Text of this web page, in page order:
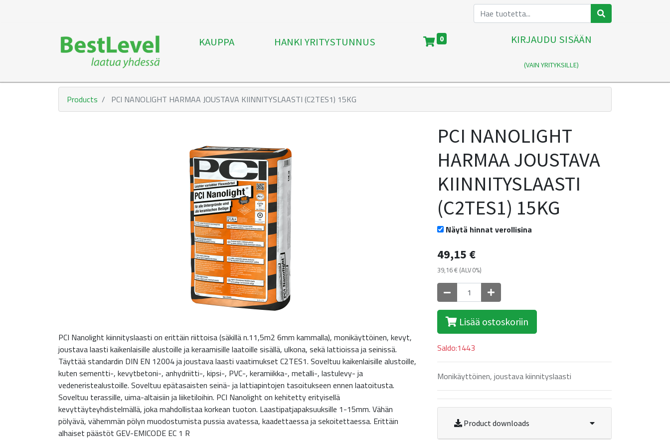
KAUPPA HANKI YRITYSTUNNUS 0 KIRJAUDU SISÄÄN
(VAIN YRITYKSILLE)
Products PCI NANOLIGHT HARMAA JOUSTAVA KIINNITYSLAASTI (C2TES1) 15KG
PCI Nanolight kiinnityslaasti on erittäin riittoisa (säkillä n.11,5m2 6mm kammalla), monikäyttöinen, kevyt,
joustava laasti kaikenlaisille alustoille ja keraamisille laatoille sisällä, ulkona, sekä lattioissa ja seinissä.
Täyttää standardin DIN EN 12004 ja joustava laasti vaatimukset C2TES1. Soveltuu kaikenlaisille alustoille,
kuten sementti-, kevytbetoni-, anhydriitti-, kipsi-, PVC-, keramiikka-, metalli-, lastulevy- ja
vedeneristealustoille. Soveltuu epätasaisten seinä- ja lattiapintojen tasoitukseen ennen laatoitusta.
Soveltuu terassille, uima-altaisiin ja liiketiloihin. PCI Nanolight on kehitetty erityisellä
kevyttäyteyhdistelmällä, joka mahdollistaa korkean tuoton. Laastipatjapaksuuksille 1-15mm. Vähän
pölyävä, vähemmän pölyn muodostumista pussia avatessa, kaadettaessa ja sekoitettaessa. Erittäin
alhaiset päästöt GEV-EMICODE EC 1 R
PCI NANOLIGHT
HARMAA JOUSTAVA
KIINNITYSLAASTI
(C2TES1) 15KG
Näytä hinnat verollisina
49,15 €
39,16€ (ALV 0%)
Lisää ostoskoriin
Saldo:1443
Monikäyttöinen, joustava kiinnityslaasti
Product downloads